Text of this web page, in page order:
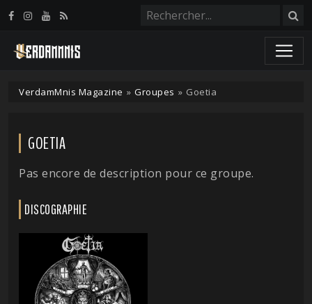
VerdamMnis Magazine » Groupes » Goetia
GOETIA
Pas encore de description pour ce groupe.
DISCOGRAPHIE
Panneau de gestion des cookies